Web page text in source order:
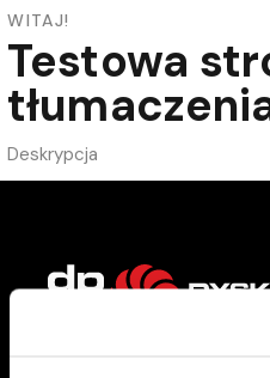
WITAJ!
Testowa
Deskrypcja